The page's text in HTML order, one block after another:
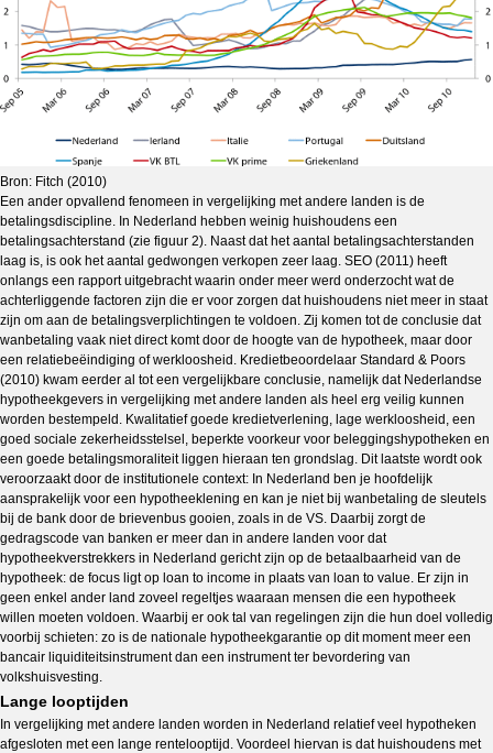
Bron: Fitch (2010)
Een ander opvallend fenomeen in vergelijking met andere landen is de
betalingsdiscipline. In Nederland hebben weinig huishoudens een
betalingsachterstand (zie figuur 2). Naast dat het aantal betalingsachterstanden
laag is, is ook het aantal gedwongen verkopen zeer laag. SEO (2011) heeft
onlangs een rapport uitgebracht waarin onder meer werd onderzocht wat de
achterliggende factoren zijn die er voor zorgen dat huishoudens niet meer in staat
zijn om aan de betalingsverplichtingen te voldoen. Zij komen tot de conclusie dat
wanbetaling vaak niet direct komt door de hoogte van de hypotheek, maar door
een relatiebeëindiging of werkloosheid. Kredietbeoordelaar Standard & Poors
(2010) kwam eerder al tot een vergelijkbare conclusie, namelijk dat Nederlandse
hypotheekgevers in vergelijking met andere landen als heel erg veilig kunnen
worden bestempeld. Kwalitatief goede kredietverlening, lage werkloosheid, een
goed sociale zekerheidsstelsel, beperkte voorkeur voor beleggingshypotheken en
een goede betalingsmoraliteit liggen hieraan ten grondslag. Dit laatste wordt ook
veroorzaakt door de institutionele context: In Nederland ben je hoofdelijk
aansprakelijk voor een hypotheeklening en kan je niet bij wanbetaling de sleutels
bij de bank door de brievenbus gooien, zoals in de VS. Daarbij zorgt de
gedragscode van banken er meer dan in andere landen voor dat
hypotheekverstrekkers in Nederland gericht zijn op de betaalbaarheid van de
hypotheek: de focus ligt op loan to income in plaats van loan to value. Er zijn in
geen enkel ander land zoveel regeltjes waaraan mensen die een hypotheek
willen moeten voldoen. Waarbij er ook tal van regelingen zijn die hun doel volledig
voorbij schieten: zo is de nationale hypotheekgarantie op dit moment meer een
bancair liquiditeitsinstrument dan een instrument ter bevordering van
volkshuisvesting.
Lange looptijden
In vergelijking met andere landen worden in Nederland relatief veel hypotheken
afgesloten met een lange rentelooptijd. Voordeel hiervan is dat huishoudens met